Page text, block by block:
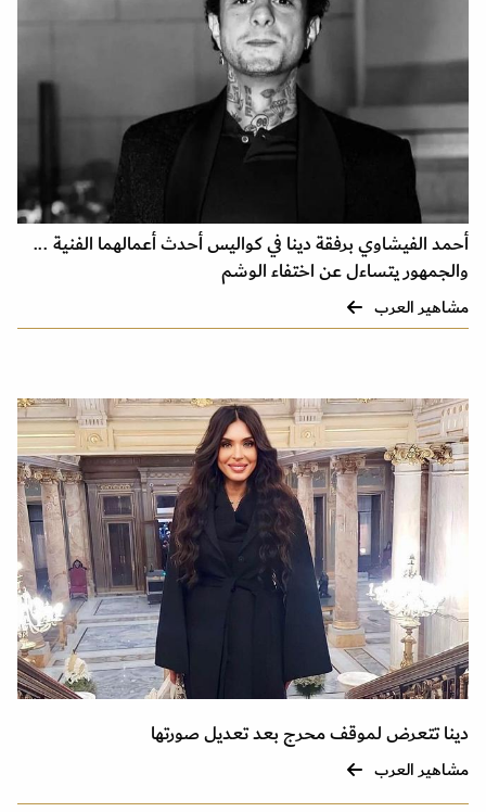
أحمد الفيشاوي برفقة دينا في كواليس أحدث أعمالهما الفنية ...
والجمهور يتساءل عن اختفاء الوشم
مشاهير العرب
دينا تتعرض لموقف محرج بعد تعديل صورتها
مشاهير العرب